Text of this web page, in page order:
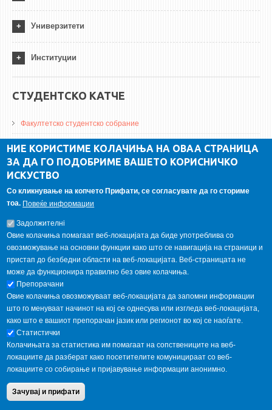
Универзитети
Институции
СТУДЕНТСКО КАТЧЕ
Факултетско студентско собрание
ДА Винчи магазин
Алумни асоцијација
ГАЛЕРИЈА
Copyright © 2013 Garnet All Rights Reserved. Designed by
НИЕ КОРИСТИМЕ КОЛАЧИЊА НА ОВАА СТРАНИЦА
ЗА ДА ГО ПОДОБРИМЕ ВАШЕТО КОРИСНИЧКО
ИСКУСТВО
Со кликнување на копчето Прифати, се согласувате да го сториме
тоа. Повеќе информации
Задолжителнi
Овие колачиња помагаат веб-локацијата да биде употреблива со
овозможување на основни функции како што се навигација на страници и
пристап до безбедни области на веб-локацијата. Веб-страницата не
може да функционира правилно без овие колачиња.
Препорачани
Овие колачиња овозможуваат веб-локацијата да запомни информации
што го менуваат начинот на кој се однесува или изгледа веб-локацијата,
како што е вашиот препорачан јазик или регионот во кој се наоѓате.
Статистички
Колачињата за статистика им помагаат на сопствениците на веб-
локациите да разберат како посетителите комуницираат со веб-
локациите со собирање и пријавување информации анонимно.
Зачувај и прифати